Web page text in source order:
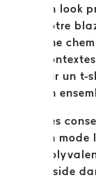
un look
votre
une
sur un
un
Les
en
réside